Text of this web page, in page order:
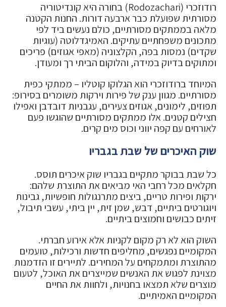
רודוזכרי (Rodozachari) בחורה היא קונדיטוריה
מסורתית שפועלת כבר ארבעה דורות. החנות הקטנה
מלאה בממתקים מסורתיים, כולם נעשים ביד לפי
מתכונים משפחתיים עתיקים. האמיגדלוטה (עוגיות
שקדים) נמסות בפה, הקלצוניה (מאפי אגוזים) פריכים
ומתוקים בדיוק במידה, והלוקום הביתי רך ומעודן.
המיוחד ברודוזכרי הוא הגלוקו קוטליו – ממתקי כפית
מסורתיים. מגוון ענק של פירות וירקות משומרים בסירופ:
תפוזים, לימונים, אגוזים צעירים, עגבניות דובדבן ואפילו
חצילים קטנים. אלו ממתקים מסורתיים שהוגשו פעם
לאורחים עם קפה יווני וכוס מים קרים.
שוק האיכרים של שבת בגבריו
כל שבת בבוקר מתקיים בגבריו שוק איכרים תוסס.
חקלאים מכל רחבי האי מביאים את התוצרת שלהם:
ירקות ופירות טריים, ביצים מתרנגולות חופשיות, גבינות
ויוגורטים ביתיים, דבש, שמן זית, יין ביתי, עשבי תיבול,
זיתים כבושים וחמוצים ביתיים.
השוק הוא לא רק מקום לקניות אלא אירוע חברתי.
המקומיים נפגשים, מחליפים חדשות ורכילות, טועמים
מהתוצרת ומתמקחים על המחירים. לתיירים זו הזדמנות
מצוינת לפגוש את האנשים שמייצרים את האוכל, לטעום
מוצרים שלא תמצאו בחנויות, ולחוות את החיים
המקומיים האמיתיים.